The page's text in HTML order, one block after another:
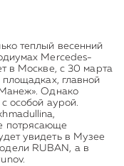
теплый весенний
Mercedes-
в Москве, с 30 марта
главной
Однако
особой аурой.
потрясающе
увидеть в Музее
RUBAN, а в